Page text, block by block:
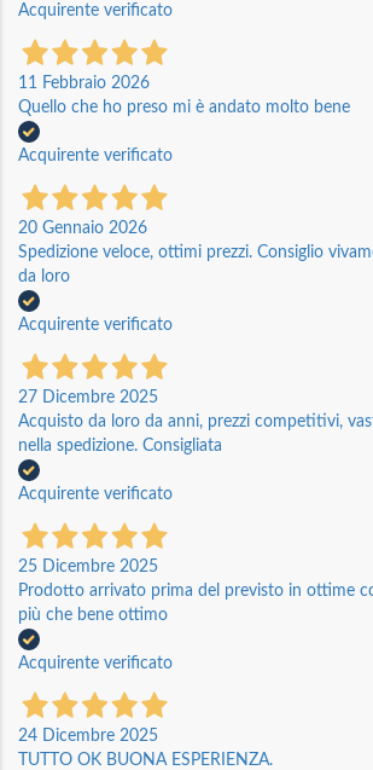
Acquirente verificato
11 Febbraio 2026
Quello che ho preso mi è andato molto bene
Acquirente verificato
20 Gennaio 2026
Spedizione veloce, ottimi prezzi. Consiglio
da loro
Acquirente verificato
27 Dicembre 2025
Acquisto da loro da anni, prezzi competitivi,
nella spedizione. Consigliata
Acquirente verificato
25 Dicembre 2025
Prodotto arrivato prima del previsto in ottime
più che bene ottimo
Acquirente verificato
24 Dicembre 2025
TUTTO OK BUONA ESPERIENZA.